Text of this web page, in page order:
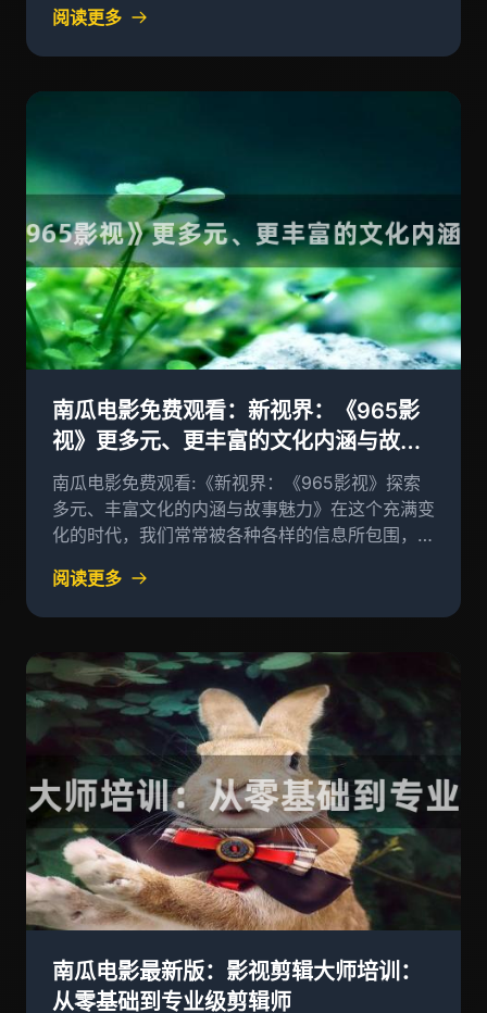
阅读更多
南瓜电影免费观看：新视界：《965影
视》更多元、更丰富的文化内涵与故事
魅力
南瓜电影免费观看:《新视界：《965影视》探索
多元、丰富文化的内涵与故事魅力》在这个充满变
化的时代，我们常常被各种各样的信息所包围，而
阅读更多
南瓜电影最新版：影视剪辑大师培训：
从零基础到专业级剪辑师